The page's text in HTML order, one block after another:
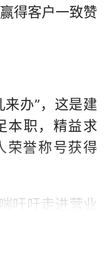
得客户一致赞
办”，这是建
本职，精益求
荣誉称号获得
吁吁走进营业
块钱。网点
，为确保客户